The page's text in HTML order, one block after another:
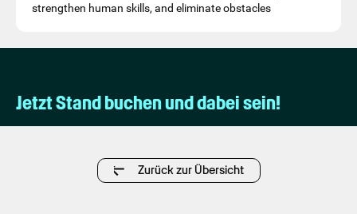
strengthen human skills, and eliminate obstacles
Jetzt Stand buchen und dabei sein!
Zurück zur Übersicht